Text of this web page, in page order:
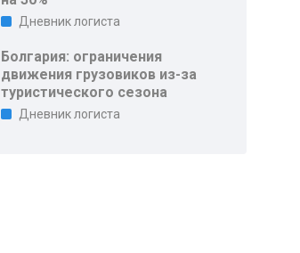
Дневник логиста
Болгария: ограничения
движения грузовиков из-за
туристического сезона
Дневник логиста